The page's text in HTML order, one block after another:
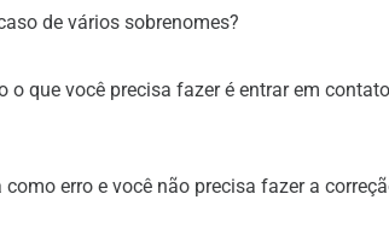
de vários sobrenomes?
que você precisa fazer é entrar em
erro e você não precisa fazer a